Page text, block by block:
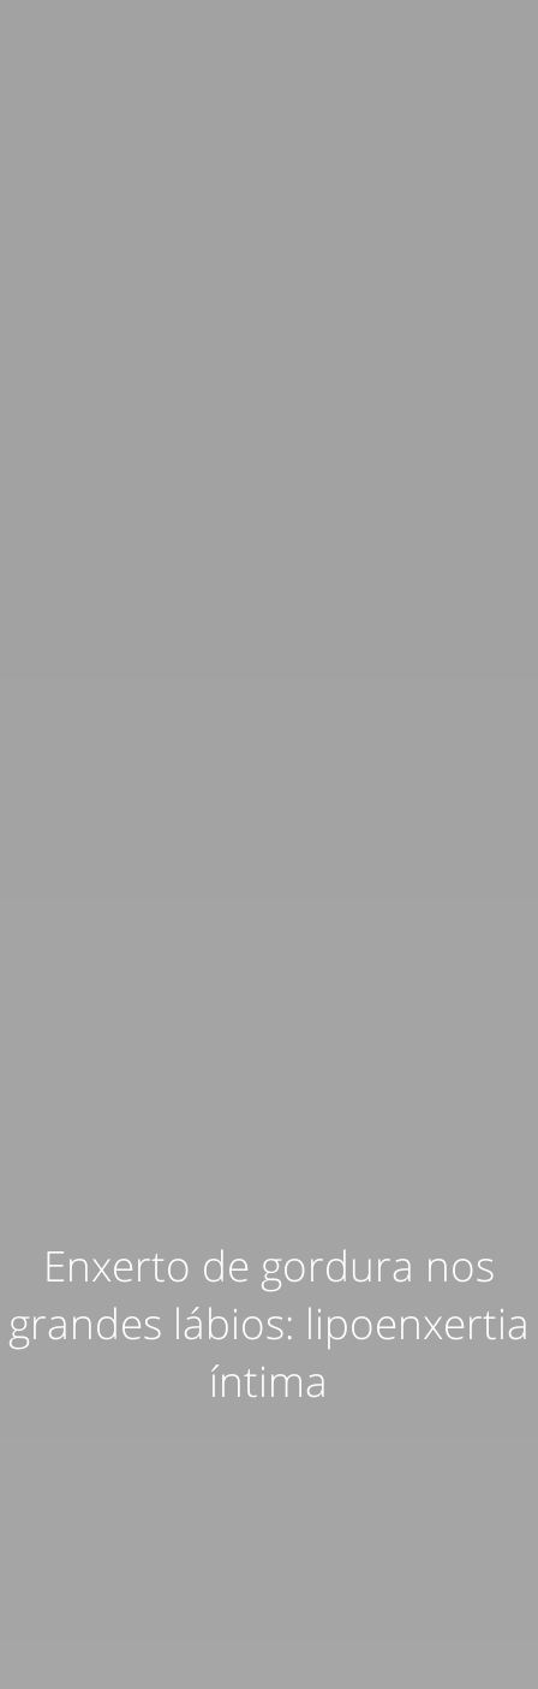
Enxerto de gordura nos
grandes lábios: lipoenxertia
íntima